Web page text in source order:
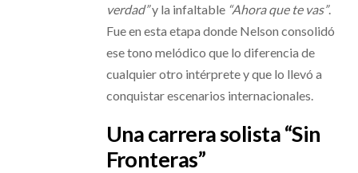
verdad”y la infaltable “Ahora que te vas”.
Fue en esta etapa donde Nelson consolidó
ese tono melódico que lo diferencia de
cualquier otro intérprete y que lo llevó a
conquistar escenarios internacionales.
Una carrera solista “Sin
Fronteras”